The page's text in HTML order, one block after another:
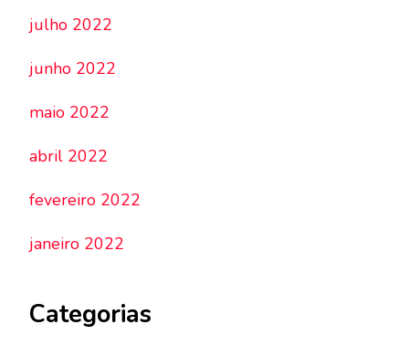
julho 2022
junho 2022
maio 2022
abril 2022
fevereiro 2022
janeiro 2022
Categorias